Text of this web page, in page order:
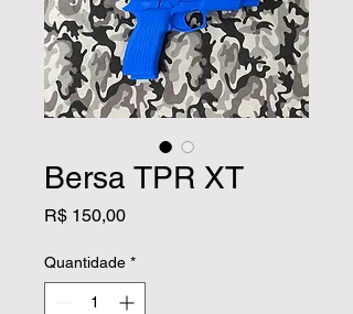
Bersa TPR XT
R$ 150,00Preço
Quantidade *